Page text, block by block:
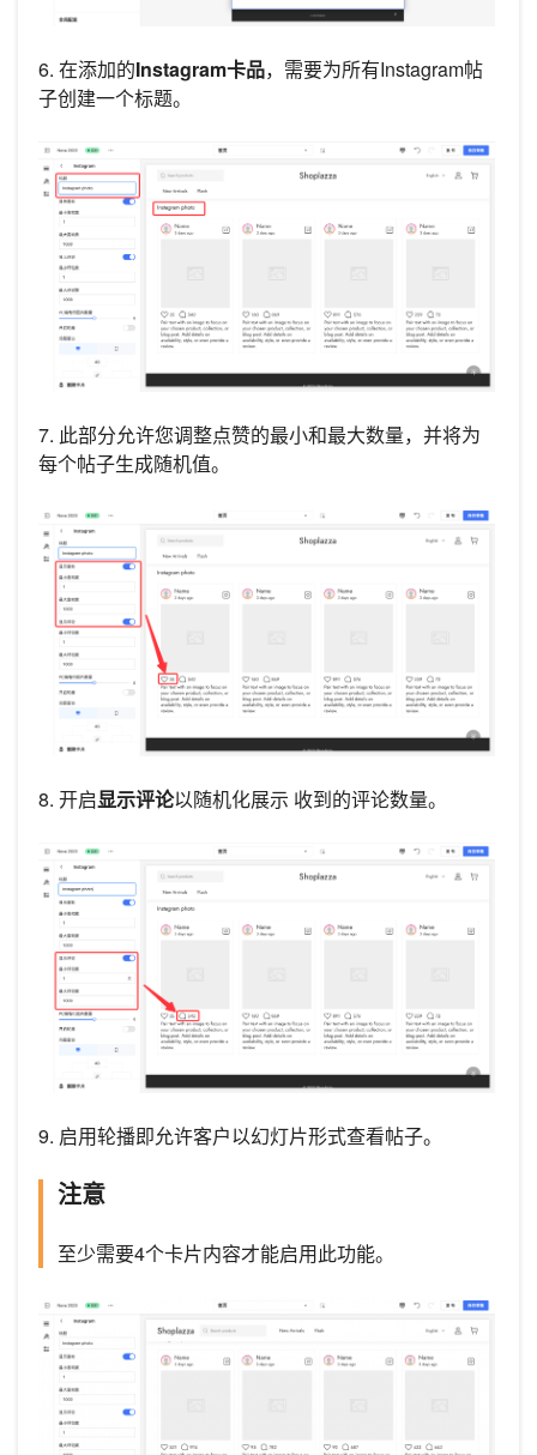
6. 在添加的Instagram卡品，需要为所有Instagram帖
子创建一个标题。
7. 此部分允许您调整点赞的最小和最大数量，并将为
每个帖子生成随机值。
8. 开启显示评论以随机化展示 收到的评论数量。
9. 启用轮播即允许客户以幻灯片形式查看帖子。
注意
至少需要4个卡片内容才能启用此功能。